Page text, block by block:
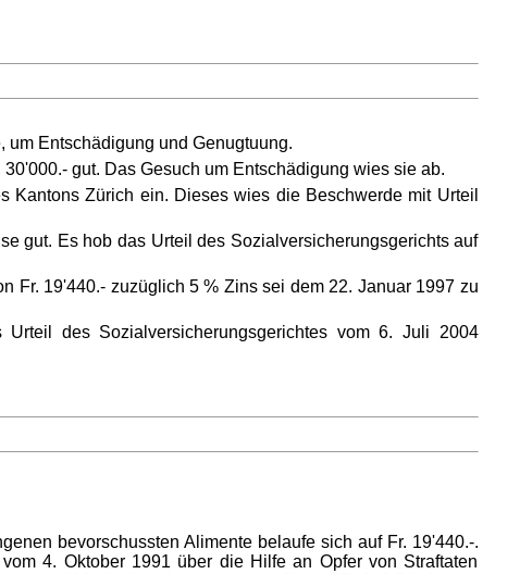
um Entschädigung und Genugtuung.
gut. Das Gesuch um Entschädigung wies sie ab.
Kantons Zürich ein. Dieses wies die Beschwerde mit Urteil
gut. Es hob das Urteil des Sozialversicherungsgerichts auf
Fr. 19'440.- zuzüglich 5 % Zins sei dem 22. Januar 1997 zu
Urteil des Sozialversicherungsgerichtes vom 6. Juli 2004
bevorschussten Alimente belaufe sich auf Fr. 19'440.-.
4. Oktober 1991 über die Hilfe an Opfer von Straftaten